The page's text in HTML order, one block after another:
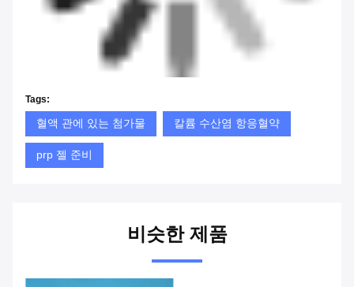
Tags:
혈액 관에 있는 첨가물 칼륨 수산염 항응혈약
prp 젤 준비
비슷한 제품